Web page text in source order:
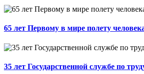
65 лет Первому в мире полету
35 лет Государственной службе по